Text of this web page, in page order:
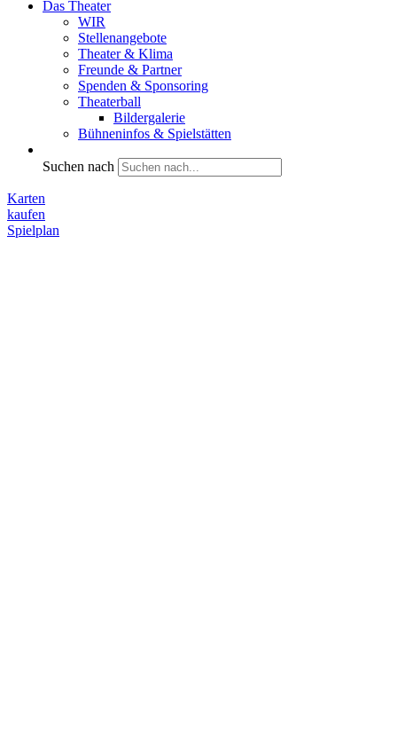
Das Theater
WIR
Stellenangebote
Theater & Klima
Freunde & Partner
Spenden & Sponsoring
Theaterball
Bildergalerie
Bühneninfos & Spielstätten
Suchen nach
Karten
kaufen
Spielplan